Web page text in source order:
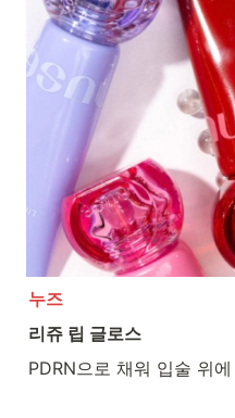
누즈
리쥬 립 글로스
PDRN으로 채워 입술 위